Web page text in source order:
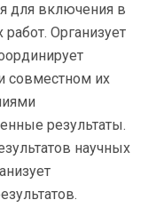
для включения в
Организует
совместном их
результаты.
научных